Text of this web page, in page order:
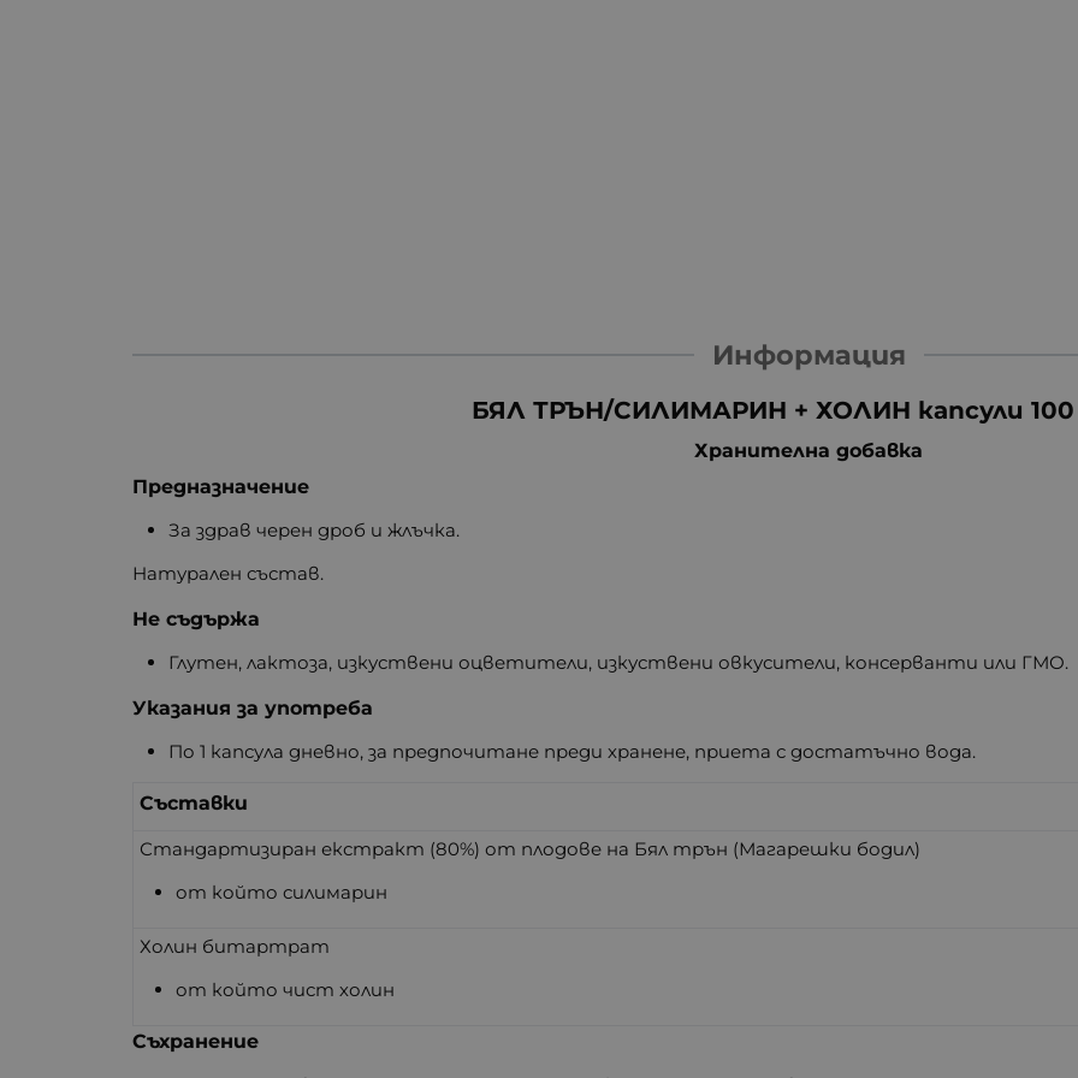
Информация
БЯЛ ТРЪН/СИЛИМАРИН + ХОЛИН капсули 100
Хранителна добавка
Предназначение
За здрав черен дроб и жлъчка.
Натурален състав.
Не съдържа
Глутен, лактоза, изкуствени оцветители, изкуствени овкусители, консерванти или ГМО.
Указания за употреба
По 1 капсула дневно, за предпочитане преди хранене, приета с достатъчно вода.
Съставки
Стандартизиран екстракт (80%) от плодове на Бял трън (Магарешки бодил)
от който силимарин
Холин битартрат
от който чист холин
Съхранение